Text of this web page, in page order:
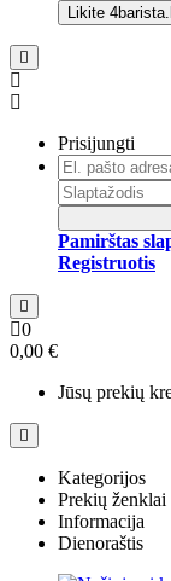
Likite
Prisijungti
Pamirštas
Registruotis
0
0,00 €
Jūsų prekių
Kategorijos
Prekių ženklai
Informacija
Dienoraštis